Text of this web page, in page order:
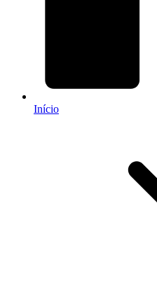
Início